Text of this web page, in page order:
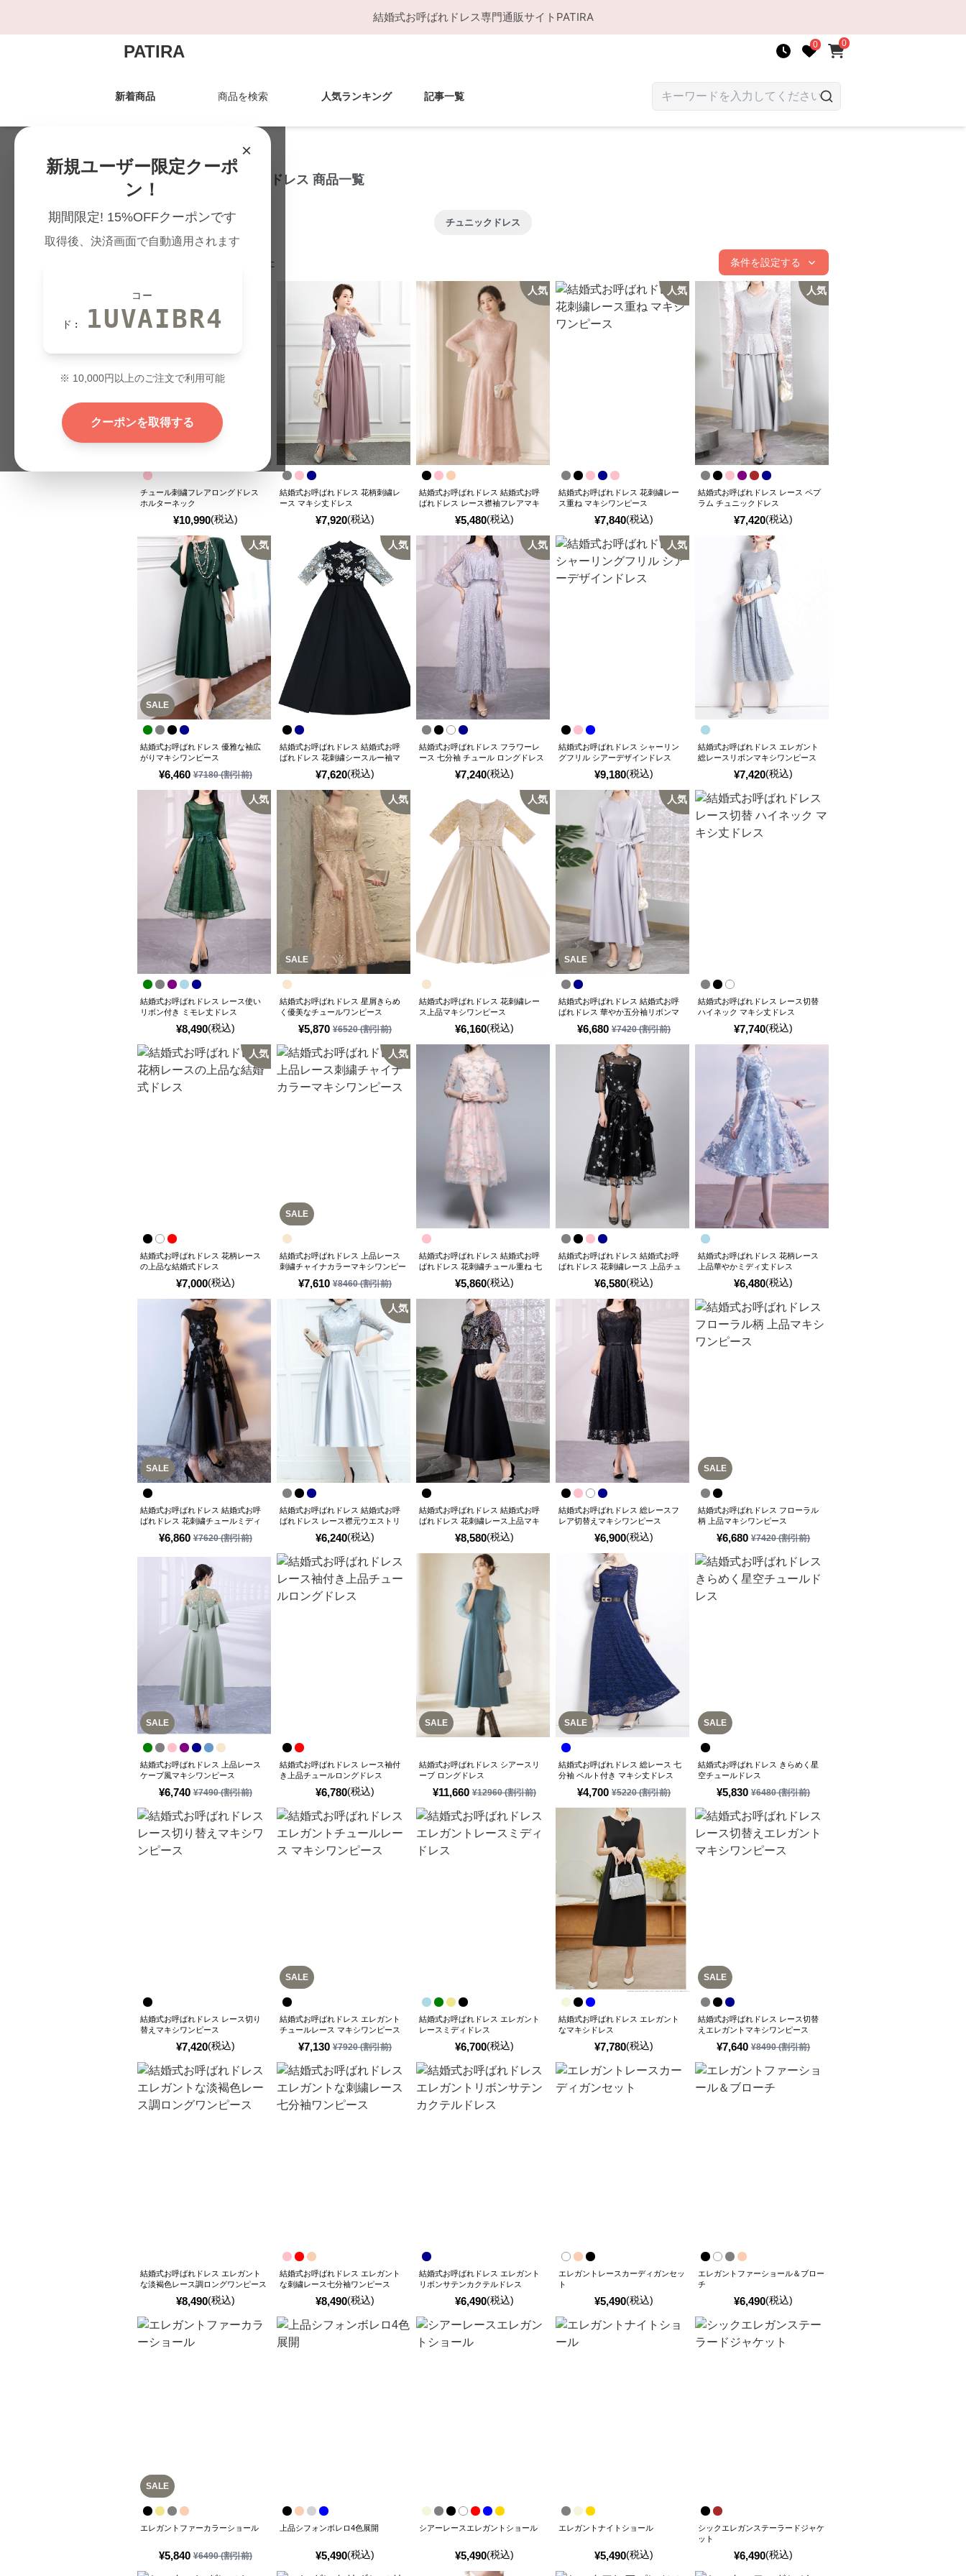
結婚式お呼ばれドレス専門通販サイト PATIRA
PATIRA 0 0
新着商品 商品を検索 人気ランキング 記事一覧
×
新規ユーザー限定クーポ
ン！
期間限定! 15%OFFクーポンです
取得後、決済画面で自動適用されます
コー
ド: 1UVAIBR4
※ 10,000円以上のご注文で利用可能
クーポンを取得する
ドレス 結婚式お呼ばれドレス 商品一覧
チュニックドレス
件の商品が見つかりました 条件を設定する
¥10,990(税込)
チュール刺繍フレアロングドレス
ホルターネック
¥7,920(税込)
結婚式お呼ばれドレス 花柄刺繍レ
ース マキシ丈ドレス
人気
¥5,480(税込)
結婚式お呼ばれドレス 結婚式お呼
ばれドレス レース襟袖フレアマキ
人気
¥7,840(税込)
結婚式お呼ばれドレス 花刺繍レー
ス重ね マキシワンピース
人気
¥7,420(税込)
結婚式お呼ばれドレス レース ペプ
ラム チュニックドレス
SALE
人気
¥6,460 ¥7180(割引前)
結婚式お呼ばれドレス 優雅な袖広
がりマキシワンピース
人気
¥7,620(税込)
結婚式お呼ばれドレス 結婚式お呼
ばれドレス 花刺繍シースルー袖マ
人気
¥7,240(税込)
結婚式お呼ばれドレス フラワーレ
ース 七分袖 チュール ロングドレス
人気
¥9,180(税込)
結婚式お呼ばれドレス シャーリン
グフリル シアーデザインドレス
¥7,420(税込)
結婚式お呼ばれドレス エレガント
総レースリボンマキシワンピース
人気
¥8,490(税込)
結婚式お呼ばれドレス レース使い
リボン付き ミモレ丈ドレス
SALE
人気
¥5,870 ¥6520(割引前)
結婚式お呼ばれドレス 星屑きらめ
く優美なチュールワンピース
人気
¥6,160(税込)
結婚式お呼ばれドレス 花刺繍レー
ス上品マキシワンピース
SALE
人気
¥6,680 ¥7420(割引前)
結婚式お呼ばれドレス 結婚式お呼
ばれドレス 華やか五分袖リボンマ
¥7,740(税込)
結婚式お呼ばれドレス レース切替
ハイネック マキシ丈ドレス
人気
¥7,000(税込)
結婚式お呼ばれドレス 花柄レース
の上品な結婚式ドレス
SALE
人気
¥7,610 ¥8460(割引前)
結婚式お呼ばれドレス 上品レース
刺繍チャイナカラーマキシワンピー
¥5,860(税込)
結婚式お呼ばれドレス 結婚式お呼
ばれドレス 花刺繍チュール重ね 七
分袖チュニックドレス
¥6,580(税込)
結婚式お呼ばれドレス 結婚式お呼
ばれドレス 花刺繍レース 上品チュ
¥6,480(税込)
結婚式お呼ばれドレス 花柄レース
上品華やかミディ丈ドレス
SALE
¥6,860 ¥7620(割引前)
結婚式お呼ばれドレス 結婚式お呼
ばれドレス 花刺繍チュールミディ
人気
¥6,240(税込)
結婚式お呼ばれドレス 結婚式お呼
ばれドレス レース襟元ウエストリ
ボンチュニックドレス
¥8,580(税込)
結婚式お呼ばれドレス 結婚式お呼
ばれドレス 花刺繍レース上品マキ
¥6,900(税込)
結婚式お呼ばれドレス 総レースフ
レア切替えマキシワンピース
SALE
¥6,680 ¥7420(割引前)
結婚式お呼ばれドレス フローラル
柄 上品マキシワンピース
SALE
¥6,740 ¥7490(割引前)
結婚式お呼ばれドレス 上品レース
ケープ風マキシワンピース
¥6,780(税込)
結婚式お呼ばれドレス レース袖付
き上品チュールロングドレス
SALE
¥11,660 ¥12960(割引前)
結婚式お呼ばれドレス シアースリ
ーブ ロングドレス
SALE
¥4,700 ¥5220(割引前)
結婚式お呼ばれドレス 総レース 七
分袖 ベルト付き マキシ丈ドレス
SALE
¥5,830 ¥6480(割引前)
結婚式お呼ばれドレス きらめく星
空チュールドレス
¥7,420(税込)
結婚式お呼ばれドレス レース切り
替えマキシワンピース
SALE
¥7,130 ¥7920(割引前)
結婚式お呼ばれドレス エレガント
チュールレース マキシワンピース
¥6,700(税込)
結婚式お呼ばれドレス エレガント
レースミディドレス
¥7,780(税込)
結婚式お呼ばれドレス エレガント
なマキシドレス
SALE
¥7,640 ¥8490(割引前)
結婚式お呼ばれドレス レース切替
えエレガントマキシワンピース
¥8,490(税込)
結婚式お呼ばれドレス エレガント
な淡褐色レース調ロングワンピース
¥8,490(税込)
結婚式お呼ばれドレス エレガント
な刺繍レース七分袖ワンピース
¥6,490(税込)
結婚式お呼ばれドレス エレガント
リボンサテンカクテルドレス
¥5,490(税込)
エレガントレースカーディガンセッ
ト
¥6,490(税込)
エレガントファーショール＆ブロー
チ
SALE
¥5,840 ¥6490(割引前)
エレガントファーカラーショール
¥5,490(税込)
上品シフォンボレロ4色展開
¥5,490(税込)
シアーレースエレガントショール
¥5,490(税込)
エレガントナイトショール
¥6,490(税込)
シックエレガンステーラードジャケ
ット